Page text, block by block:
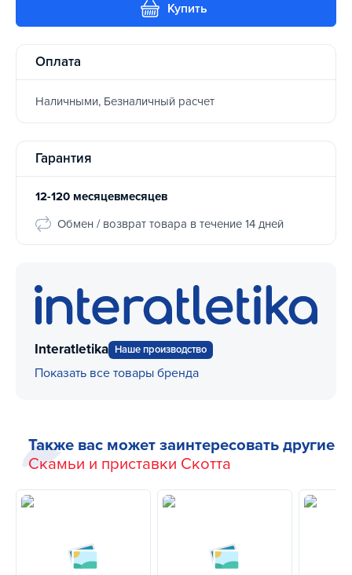
Купить
Оплата
Наличными, Безналичный расчет
Гарантия
12-120 месяцевмесяцев
Обмен / возврат товара в течение 14 дней
Interatletika Наше производство
Показать все товары бренда
Также вас может заинтересовать другие
Скамьи и приставки Скотта